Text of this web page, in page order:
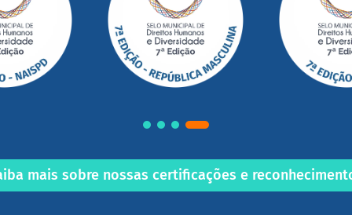
mais sobre nossas certificações e